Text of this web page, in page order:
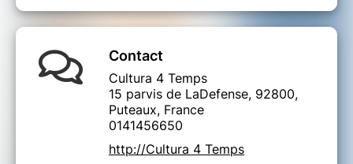
Contact
Cultura 4 Temps
15 parvis de LaDefense, 92800,
Puteaux, France
0141456650
http://Cultura 4 Temps